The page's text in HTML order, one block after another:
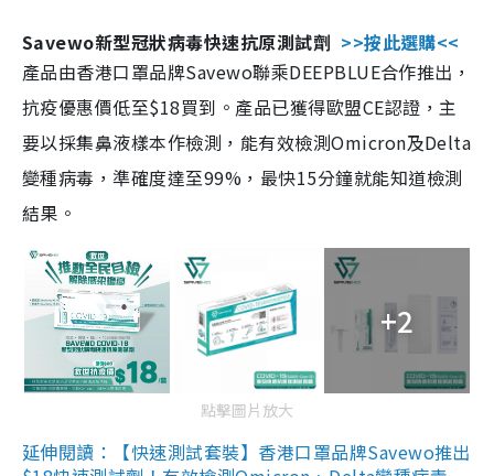
Savewo新型冠狀病毒快速抗原測試劑 >>按此選購<<
產品由香港口罩品牌Savewo聯乘DEEPBLUE合作推出，
抗疫優惠價低至$18買到。產品已獲得歐盟CE認證，主
要以採集鼻液樣本作檢測，能有效檢測Omicron及Delta
變種病毒，準確度達至99%，最快15分鐘就能知道檢測
結果。
+2
點擊圖片放大
延伸閱讀：【快速測試套裝】香港口罩品牌Savewo推出